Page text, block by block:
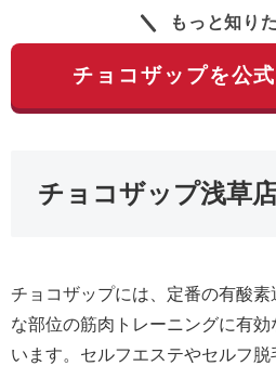
もっと知り
チョコザップを公
チョコザップ浅草
チョコザップには、定番の有酸
な部位の筋肉トレーニングに有
います。セルフエステやセルフ